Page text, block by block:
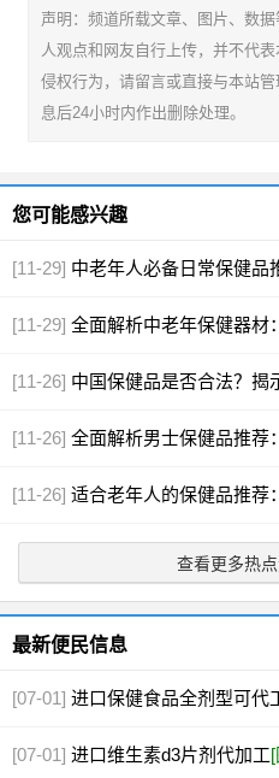
声明：频道所载文章、图片、数
人观点和网友自行上传，并不代
侵权行为，请留言或直接与本站
息后24小时内作出删除处理。
您可能感兴趣
[11-29] 中老年人必备日常保健品
[11-29] 全面解析中老年保健器材
[11-26] 中国保健品是否合法？揭
[11-26] 全面解析男士保健品推荐
[11-26] 适合老年人的保健品推荐
查看更多热
最新便民信息
[07-01] 进口保健食品全剂型可代
[07-01] 进口维生素d3片剂代加工